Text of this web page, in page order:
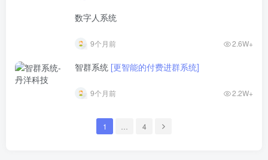
数字人系统
9个月前 2.6W+
智群系统 [更智能的付费进群系统]
9个月前 2.2W+
1 4